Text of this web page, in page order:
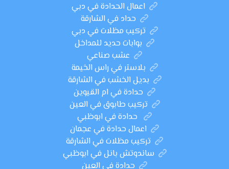
اعمال الحدادة في دبي
حداد في الشارقة
تركيب مظلات في دبي
بوابات حديد للمداخل
عشب صناعي
بلاستر في راس الخيمة
بديل الخشب في الشارقة
حدادة في ام القيوين
تركيب طابوق في العين
حدادة في ابوظبي
اعمال حدادة في عجمان
تركيب مظلات في الشارقة
ساندوتش بانل في ابوظبي
حدادة في العين